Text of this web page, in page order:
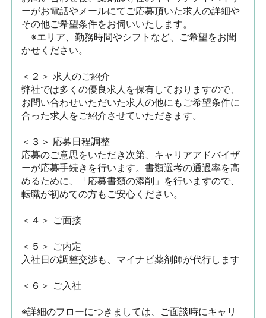
ーがお電話やメールにてご応募頂いた求人の詳細や
その他ご希望条件をお伺いいたします。
※エリア、勤務時間やシフトなど、ご希望をお聞
かせください。
＜２＞ 求人のご紹介
弊社では多くの優良求人を保有しておりますので、
お問い合わせいただいた求人の他にもご希望条件に
合った求人をご紹介させていただきます。
＜３＞ 応募日程調整
応募のご意思をいただき次第、キャリアアドバイザ
ーが応募手続きを行います。書類選考の通過率を高
めるために、「応募書類の添削」を行いますので、
転職が初めての方もご安心ください。
＜４＞ ご面接
＜５＞ ご内定
入社日の調整交渉も、マイナビ薬剤師が代行します
＜６＞ ご入社
※詳細のフローにつきましては、ご面談時にキャリ